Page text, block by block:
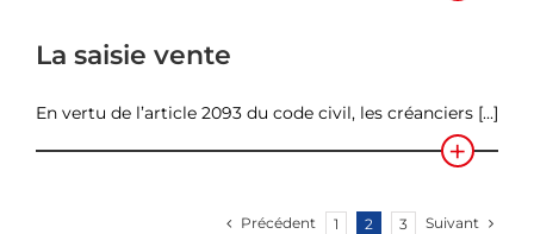
La saisie vente
En vertu de l’article 2093 du code civil, les créanciers [...]
Précédent 1 2 3 Suivant